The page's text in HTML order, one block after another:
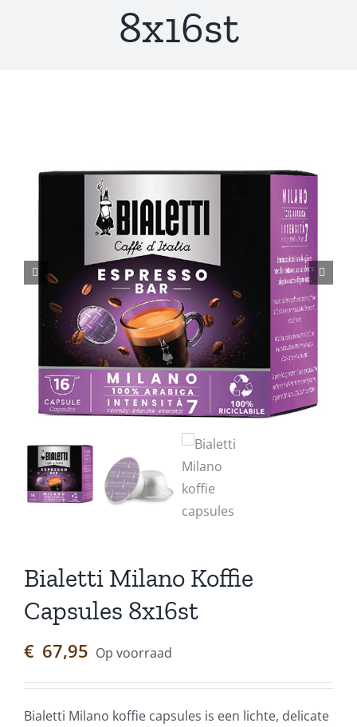
8x16st
Bialetti Milano Koffie
Capsules 8x16st
€ 67,95 Op voorraad
Bialetti Milano koffie capsules is een lichte, delicate